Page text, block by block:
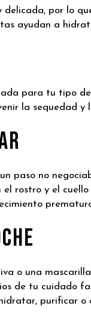
por lo
ayudan a
para tu tipo
la sequedad y
paso no
rostro y el
o una
de tu cuidado
purificar o